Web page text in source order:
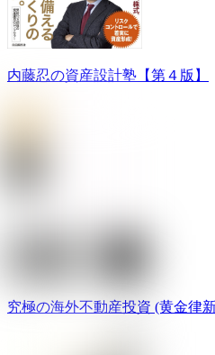
内藤忍の資産設計塾【第４版】
究極の海外不動産投資 (黄金律